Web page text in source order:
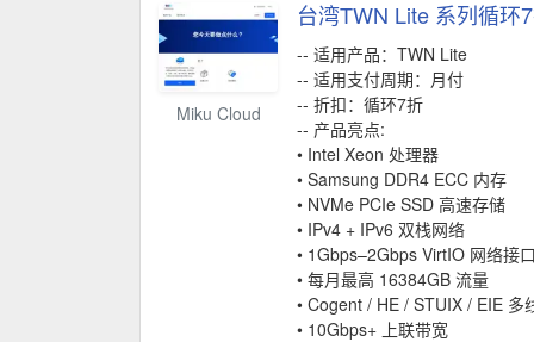
Miku Cloud
台湾TWN Lite 系列循环
-- 适用产品：TWN Lite
-- 适用支付周期：月付
-- 折扣：循环7折
-- 产品亮点:
• Intel Xeon 处理器
• Samsung DDR4 ECC 内存
• NVMe PCIe SSD 高速存储
• IPv4 + IPv6 双栈网络
• 1Gbps–2Gbps VirtIO 网络接口
• 每月最高 16384GB 流量
• Cogent / HE / STUIX / EIE 多
• 10Gbps+ 上联带宽